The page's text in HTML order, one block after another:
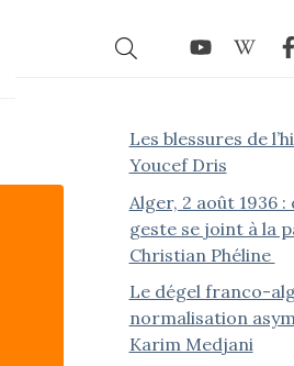
Les blessures de
Youcef Dris
Alger, 2 août 1936 :
geste se joint à la
Christian Phéline
Le dégel franco-
normalisation
Karim Medjani